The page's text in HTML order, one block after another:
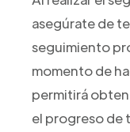
asegúrate de
seguimiento
momento de
permitirá
el progreso de